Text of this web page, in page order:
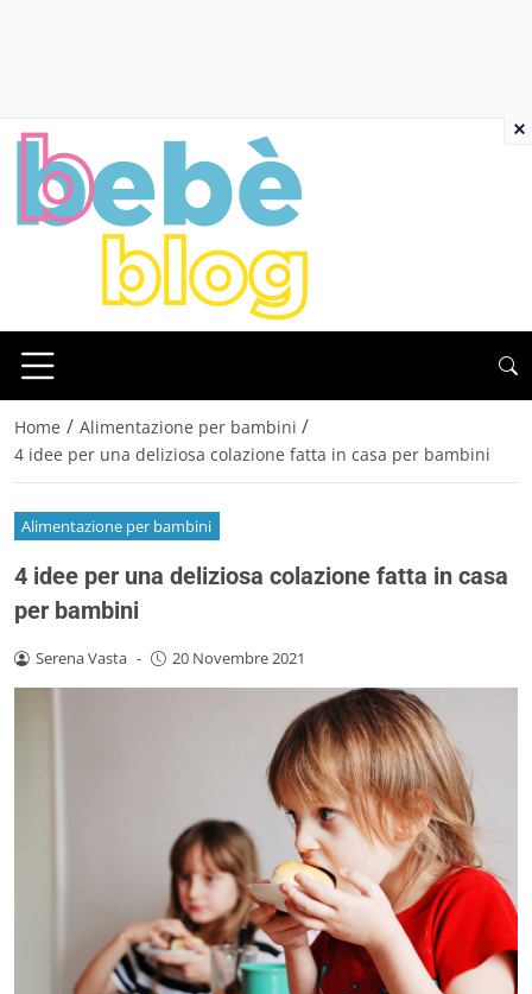
Home / Alimentazione per bambini /
4 idee per una deliziosa colazione fatta in casa per bambini
Alimentazione per bambini
4 idee per una deliziosa colazione fatta in casa
per bambini
Serena Vasta - 20 Novembre 2021
×